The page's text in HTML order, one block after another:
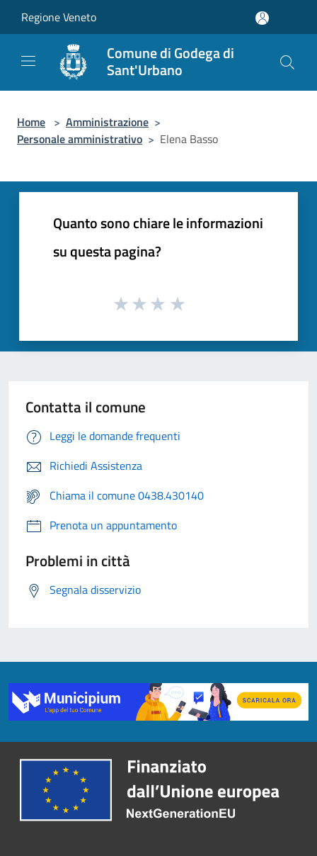
Regione Veneto
Comune di Godega di
Sant'Urbano
Home > Amministrazione >
Personale amministrativo > Elena Basso
Quanto sono chiare le informazioni
su questa pagina?
Contatta il comune
Leggi le domande frequenti
Richiedi Assistenza
Chiama il comune 0438.430140
Prenota un appuntamento
Problemi in città
Segnala disservizio